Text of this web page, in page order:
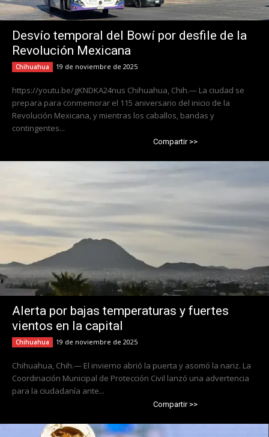
Desvío temporal del Bowí por desfile de la
Revolución Mexicana
Chihuahua 19 de noviembre de 2025
https://youtu.be/gKNDKA24nus Chihuahua, Chih.— La ciudad se
prepara para conmemorar el 115 aniversario del inicio de la
Revolución Mexicana, y mientras los caballos, bandas y
contingentes...
Compartir >>
Alerta por bajas temperaturas y fuertes
vientos en la capital
Chihuahua 19 de noviembre de 2025
Chihuahua, Chih.— El invierno abrió la puerta y asomó la nariz. La
Coordinación Municipal de Protección Civil lanzó una advertencia
para la ciudadanía ante...
Compartir >>